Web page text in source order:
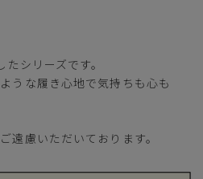
—
—
シリーズです。
うな履き心地で気持ちも心も
遠慮いただいております。